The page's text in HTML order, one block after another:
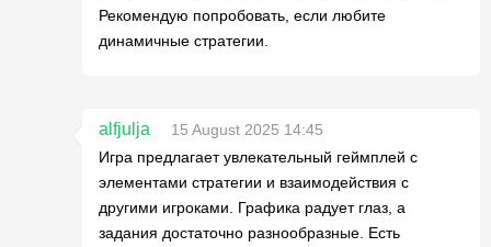
Рекомендую попробовать, если любите
динамичные стратегии.
alfjulja
15 August 2025 14:45
Игра предлагает увлекательный геймплей с
элементами стратегии и взаимодействия с
другими игроками. Графика радует глаз, а
задания достаточно разнообразные. Есть